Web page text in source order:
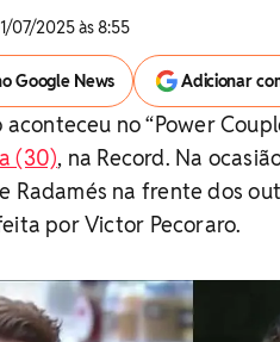
07/2025 às 8:55
Google News Adicionar
no “Power
(30), na Record. Na
Radamés na frente dos
por Victor Pecoraro.